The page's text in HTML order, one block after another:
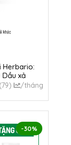
Herbario:
Dầu xả
(79) /tháng
-30%